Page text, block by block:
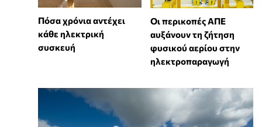
Πόσα χρόνια αντέχει
κάθε ηλεκτρική
συσκευή
Οι περικοπές ΑΠΕ
αυξάνουν τη ζήτηση
φυσικού αερίου στην
ηλεκτροπαραγωγή